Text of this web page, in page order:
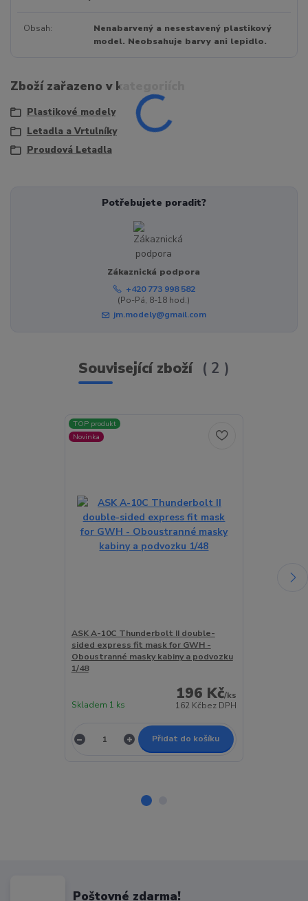
Obsah
Nenabarvený a nesestavený plastikový
model. Neobsahuje barvy ani lepidlo.
Zboží zařazeno v kategoriích
Plastikové modely
Letadla a Vrtulníky
Proudová Letadla
Potřebujete poradit?
Zákaznická podpora
+420 773 998 582
(Po-Pá, 8-18 hod.)
jm.modely@gmail.com
Související zboží 2
TOP produkt
Novinka
ASK A-10C Thunderbolt II double-
sided express fit mask for GWH -
Oboustranné masky kabiny a podvozku
1/48
196 Kč/ks
162 Kčbez DPH
Skladem 1 ks
Přidat do košíku
Poštovné zdarma!